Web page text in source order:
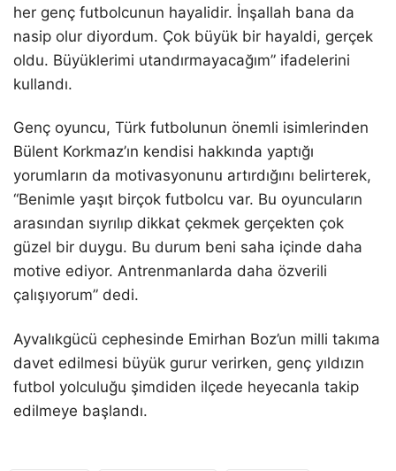
her genç futbolcunun hayalidir. İnşallah bana da
nasip olur diyordum. Çok büyük bir hayaldi, gerçek
oldu. Büyüklerimi utandırmayacağım” ifadelerini
kullandı.
Genç oyuncu, Türk futbolunun önemli isimlerinden
Bülent Korkmaz’ın kendisi hakkında yaptığı
yorumların da motivasyonunu artırdığını belirterek,
“Benimle yaşıt birçok futbolcu var. Bu oyuncuların
arasından sıyrılıp dikkat çekmek gerçekten çok
güzel bir duygu. Bu durum beni saha içinde daha
motive ediyor. Antrenmanlarda daha özverili
çalışıyorum” dedi.
Ayvalıkgücü cephesinde Emirhan Boz’un milli takıma
davet edilmesi büyük gurur verirken, genç yıldızın
futbol yolculuğu şimdiden ilçede heyecanla takip
edilmeye başlandı.